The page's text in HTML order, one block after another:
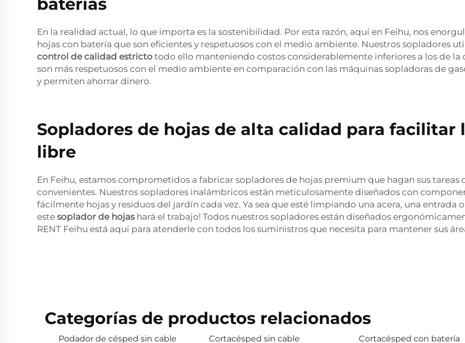
En la realidad actual, lo que importa es la sostenibilidad. Por esta razón, aquí en Feihu, nos
hojas con batería que son eficientes y respetuosos con el medio ambiente. Nuestros sopladores
control de calidad estricto todo ello manteniendo costos considerablemente inferiores a los de
son más respetuosos con el medio ambiente en comparación con las máquinas sopladoras de
y permiten ahorrar dinero.
Sopladores de hojas de alta calidad para facilitar
libre
En Feihu, estamos comprometidos a fabricar sopladores de hojas premium que hagan sus tareas
convenientes. Nuestros sopladores inalámbricos están meticulosamente diseñados con
fácilmente hojas y residuos del jardín cada vez. Ya sea que esté limpiando una acera, una entrada
este soplador de hojas hará el trabajo! Todos nuestros sopladores están diseñados
RENT Feihu está aquí para atenderle con todos los suministros que necesita para mantener sus
Categorías de productos relacionados
Podador de césped sin cable Cortacésped sin cable Cortacésped con batería